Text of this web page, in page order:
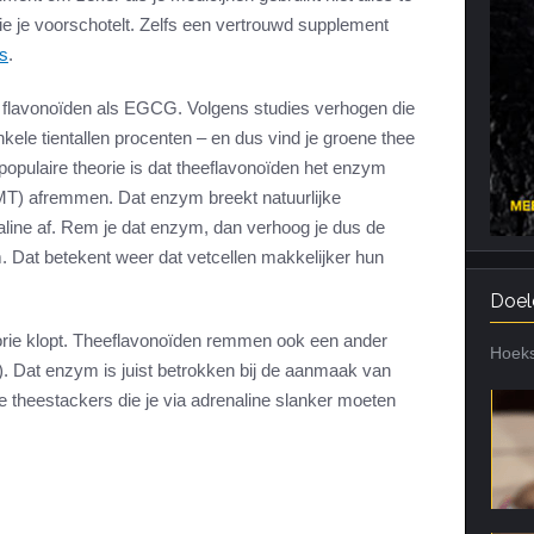
Cardiotraining
Combi van cardio en kracht
Trainingsfouten top 10
Veel gestelde vragen
Nutriënt Timing
Veel gestelde vragen
je voorschotelt. Zelfs een vertrouwd supplement
.
als EGCG. Volgens studies verhogen die
tientallen procenten – en dus vind je groene thee
theorie is dat theeflavonoïden het enzym
afremmen. Dat enzym breekt natuurlijke
af. Rem je dat enzym, dan verhoog je dus de
Dat betekent weer dat vetcellen makkelijker hun
klopt. Theeflavonoïden remmen ook een ander
Dat enzym is juist betrokken bij de aanmaak van
theestackers die je via adrenaline slanker moeten